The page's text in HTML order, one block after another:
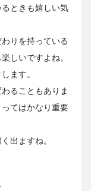
ときも嬉しい気
りを持っている
しいですよね。
ます。
ることもありま
てはかなり重要
出ますね。